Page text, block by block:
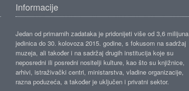
Informacije
Jedan od primarnih zadataka je pridonijeti više od 3,6 milijuna
jedinica do 30. kolovoza 2015. godine, s fokusom na sadržaj
muzeja, ali također i na sadržaj drugih institucija koje su
neposredni ili posredni nositelji kulture, kao što su knjižnice,
arhivi, istraživački centri, ministarstva, vladine organizacije,
razna poduzeća, a također je uključen i privatni sektor.